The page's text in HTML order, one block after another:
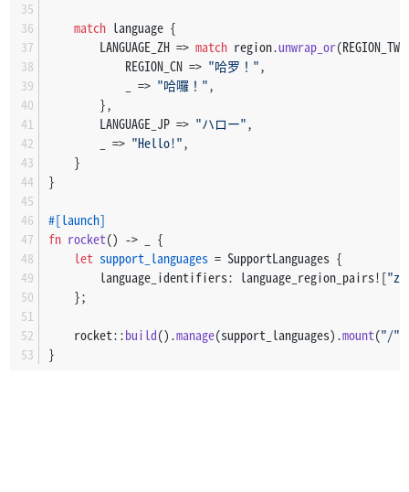
match language {
        LANGUAGE_ZH =>
match region.unwrap_or
            REGION_CN =>
"哈罗！",
            _ =>
"哈囉！",
        },
        LANGUAGE_JP =>
"ハロー",
        _ =>
"Hello!",
    }
}
#[launch]
fn rocket() -> _ {
let support_languages = SupportLanguages {
        language_identifiers: language_region_pairs![
    };
    rocket::
build().manage(support_languages).mount("/"
}